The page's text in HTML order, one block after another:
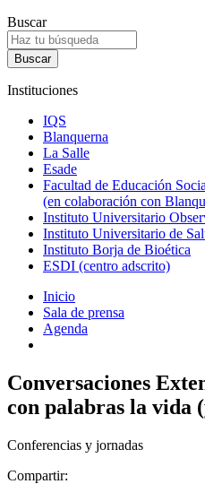
Buscar
Instituciones
IQS
Blanquerna
La Salle
Esade
Facultad de Educación
(en colaboración con
Instituto Universitario
Instituto Universitario de
Instituto Borja de Bioética
ESDI (centro adscrito)
Inicio
Sala de prensa
Agenda
Conversaciones
con palabras la vida
Conferencias y jornadas
Compartir: